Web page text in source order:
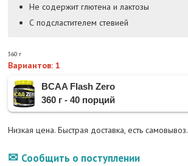
Не содержит глютена и лактозы
С подсластителем стевией
360 г
Вариантов: 1
BCAA Flash Zero
360 г - 40 порций
Низкая цена. Быстрая доставка, есть самовывоз.
Сообщить о поступлении